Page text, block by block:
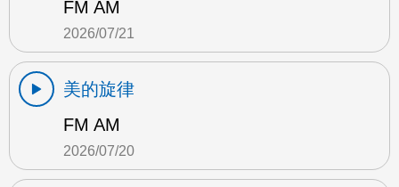
FM AM
2026/07/21
美的旋律
FM AM
2026/07/20